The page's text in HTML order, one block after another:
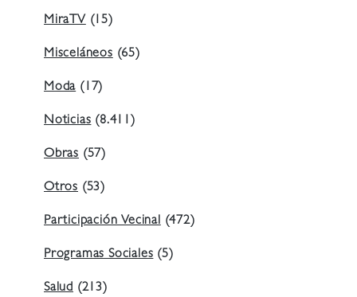
MiraTV(15)
Misceláneos(65)
Moda(17)
Noticias(8.411)
Obras (57)
Otros (53)
Participación Vecinal(472)
Programas Sociales(5)
Salud (213)